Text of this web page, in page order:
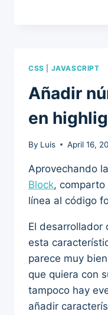
CSS JAVASCRIPT
Añadir
en
By Luis April 16,
Aprovechando
Block, comparto
línea al código
El desarrollador
esta
parece muy
que quiera con
tampoco hay
añadir